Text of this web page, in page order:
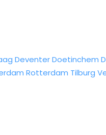
DeventerDoetinchem
Rotterdam Tilburg